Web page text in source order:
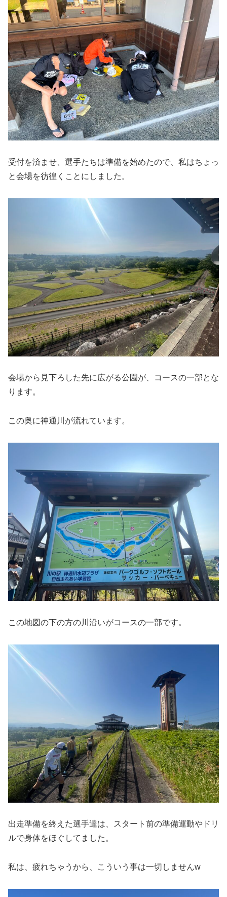
受付を済ませ、選手たちは準備を始めたので、私はちょっ
と会場を彷徨くことにしました。
会場から見下ろした先に広がる公園が、コースの一部とな
ります。
この奥に神通川が流れています。
この地図の下の方の川沿いがコースの一部です。
出走準備を終えた選手達は、スタート前の準備運動やドリ
ルで身体をほぐしてました。
私は、疲れちゃうから、こういう事は一切しませんw